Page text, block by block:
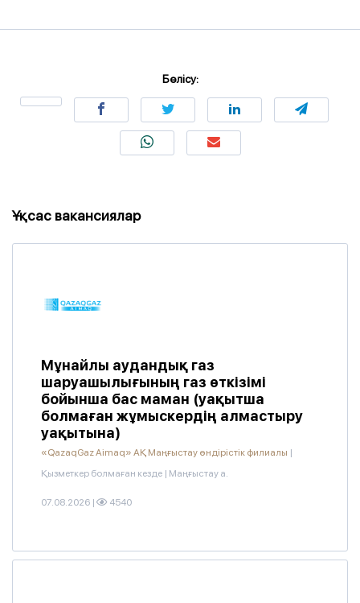
Бөлісу:
Ұқсас вакансиялар
Мұнайлы аудандық газ
шаруашылығының газ өткізімі
бойынша бас маман (уақытша
болмаған жұмыскердің алмастыру
уақытына)
«QazaqGaz Aimaq» АҚ Маңғыстау өндірістік филиалы |
Қызметкер болмаған кезде | Маңғыстау а.
07.08.2026 | 4540